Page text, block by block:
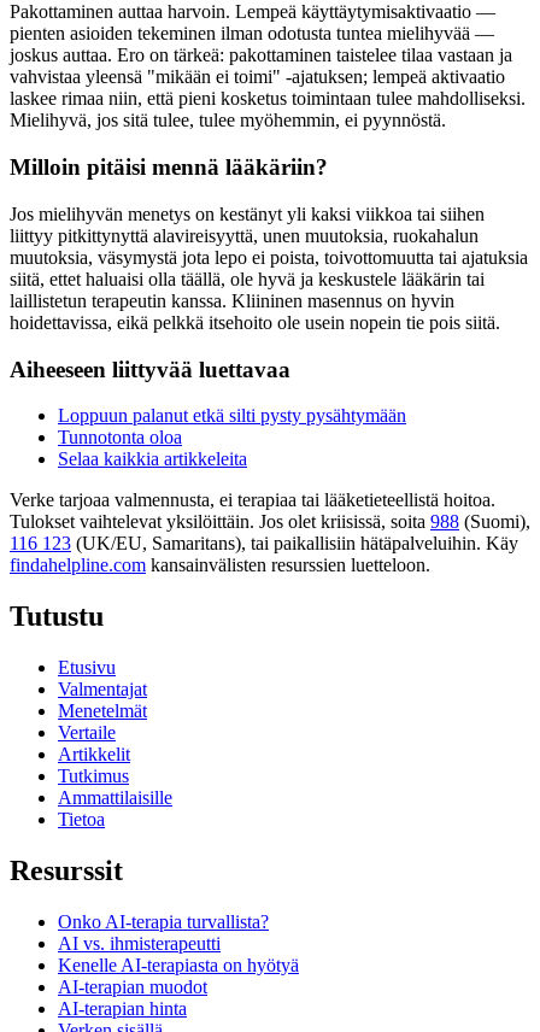
Pakottaminen auttaa harvoin. Lempeä käyttäytymisaktivaatio —
pienten asioiden tekeminen ilman odotusta tuntea mielihyvää —
joskus auttaa. Ero on tärkeä: pakottaminen taistelee tilaa vastaan ja
vahvistaa yleensä "mikään ei toimi" -ajatuksen; lempeä aktivaatio
laskee rimaa niin, että pieni kosketus toimintaan tulee mahdolliseksi.
Mielihyvä, jos sitä tulee, tulee myöhemmin, ei pyynnöstä.
Milloin pitäisi mennä lääkäriin?
Jos mielihyvän menetys on kestänyt yli kaksi viikkoa tai siihen
liittyy pitkittynyttä alavireisyyttä, unen muutoksia, ruokahalun
muutoksia, väsymystä jota lepo ei poista, toivottomuutta tai ajatuksia
siitä, ettet haluaisi olla täällä, ole hyvä ja keskustele lääkärin tai
laillistetun terapeutin kanssa. Kliininen masennus on hyvin
hoidettavissa, eikä pelkkä itsehoito ole usein nopein tie pois siitä.
Aiheeseen liittyvää luettavaa
Loppuun palanut etkä silti pysty pysähtymään
Tunnotonta oloa
Selaa kaikkia artikkeleita
Verke tarjoaa valmennusta, ei terapiaa tai lääketieteellistä hoitoa.
Tulokset vaihtelevat yksilöittäin. Jos olet kriisissä, soita 988 (Suomi),
116 123 (UK/EU, Samaritans), tai paikallisiin hätäpalveluihin. Käy
findahelpline.com kansainvälisten resurssien luetteloon.
Tutustu
Etusivu
Valmentajat
Menetelmät
Vertaile
Artikkelit
Tutkimus
Ammattilaisille
Tietoa
Resurssit
Onko AI-terapia turvallista?
AI vs. ihmisterapeutti
Kenelle AI-terapiasta on hyötyä
AI-terapian muodot
AI-terapian hinta